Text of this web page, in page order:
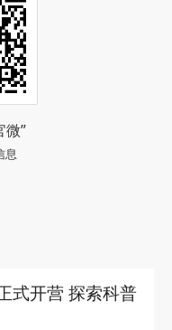
微”
息
式开营 探索科普